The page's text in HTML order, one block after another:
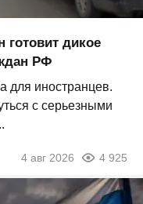
готовит дикое
РФ
для иностранцев.
с серьезными
4 авг 2026 4 925